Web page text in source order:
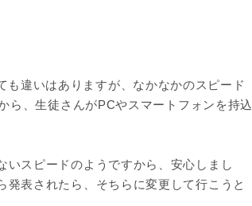
違いはありますが、なかなかのスピード
ら、生徒さんがPCやスマートフォンを持込
スピードのようですから、安心しまし
表されたら、そちらに変更して行こうと